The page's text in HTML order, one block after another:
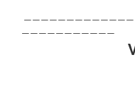
———————————